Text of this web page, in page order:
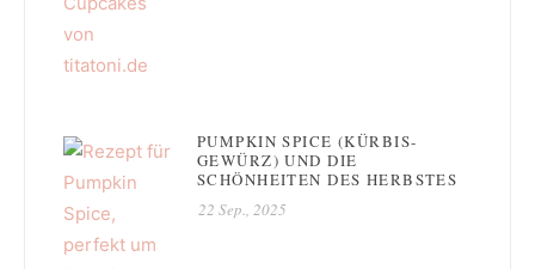
PUMPKIN SPICE (KÜRBIS-
GEWÜRZ) UND DIE
SCHÖNHEITEN DES HERBSTES
22 Sep., 2025